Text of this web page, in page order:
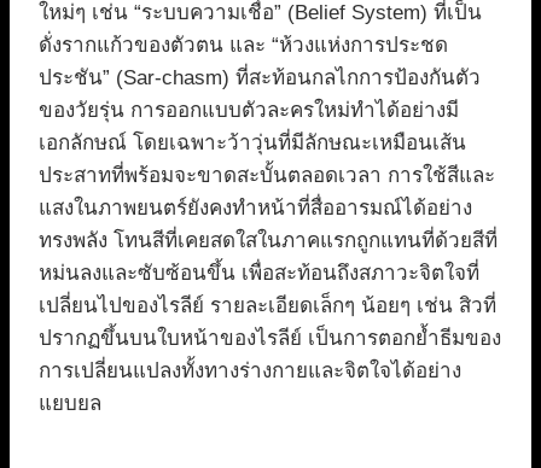
ใหม่ๆ เช่น “ระบบความเชื่อ” (Belief System) ที่เป็น
ดั่งรากแก้วของตัวตน และ “ห้วงแห่งการประชด
ประชัน” (Sar-chasm) ที่สะท้อนกลไกการป้องกันตัว
ของวัยรุ่น การออกแบบตัวละครใหม่ทำได้อย่างมี
เอกลักษณ์ โดยเฉพาะว้าวุ่นที่มีลักษณะเหมือนเส้น
ประสาทที่พร้อมจะขาดสะบั้นตลอดเวลา การใช้สีและ
แสงในภาพยนตร์ยังคงทำหน้าที่สื่ออารมณ์ได้อย่าง
ทรงพลัง โทนสีที่เคยสดใสในภาคแรกถูกแทนที่ด้วยสีที่
หม่นลงและซับซ้อนขึ้น เพื่อสะท้อนถึงสภาวะจิตใจที่
เปลี่ยนไปของไรลีย์ รายละเอียดเล็กๆ น้อยๆ เช่น สิวที่
ปรากฏขึ้นบนใบหน้าของไรลีย์ เป็นการตอกย้ำธีมของ
การเปลี่ยนแปลงทั้งทางร่างกายและจิตใจได้อย่าง
แยบยล